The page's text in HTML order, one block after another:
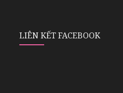
LIÊN KẾT FACEBOOK